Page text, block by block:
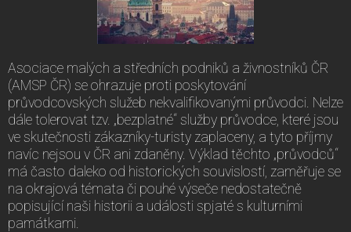
Asociace malých a středních podniků a živnostníků ČR
(AMSP ČR) se ohrazuje proti poskytování
průvodcovských služeb nekvalifikovanými průvodci. Nelze
dále tolerovat tzv. „bezplatné“ služby průvodce, které jsou
ve skutečnosti zákazníky-turisty zaplaceny, a tyto příjmy
navíc nejsou v ČR ani zdaněny. Výklad těchto „průvodců“
má často daleko od historických souvislostí, zaměřuje se
na okrajová témata či pouhé výseče nedostatečně
popisující naši historii a události spjaté s kulturními
památkami.